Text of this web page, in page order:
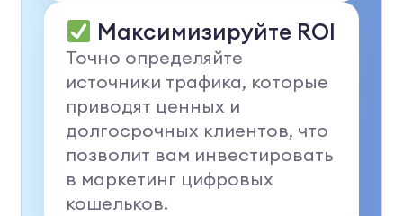
Максимизируйте ROI
Точно определяйте
источники трафика, которые
приводят ценных и
долгосрочных клиентов, что
позволит вам инвестировать
в маркетинг цифровых
кошельков.